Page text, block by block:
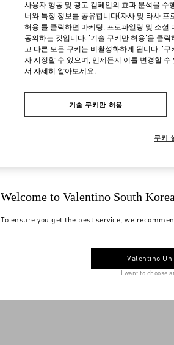
Welcome to Valentino South Korea
To ensure you get the best service, we
Valentino
I want to choose
사용자 행동 및 광고 캠페인의 효과 분석을 수
너와 특정 정보를 공유합니다(자사 및 타사
허용'를 클릭하면 마케팅, 프로파일링 및 소셜
동의하는 것입니다. '기술 쿠키만 허용'을 클
고 다른 모든 쿠키는 비활성화하게 됩니다. '
자 지정할 수 있으며, 언제든지 이를 변경할 수
서 자세히 알아보세요.
기술 쿠키만 허용
쿠키